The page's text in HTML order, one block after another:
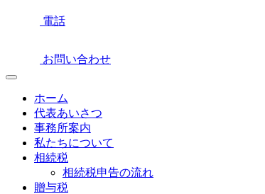
電話
お問い合わせ
ホーム
代表あいさつ
事務所案内
私たちについて
相続税
相続税申告の流れ
贈与税